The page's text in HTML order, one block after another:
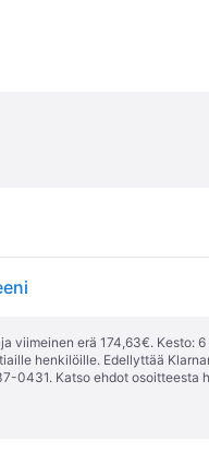
viimeinen erä 174,63€.
henkilöille. Edellyttää
0431. Katso ehdot osoitteesta